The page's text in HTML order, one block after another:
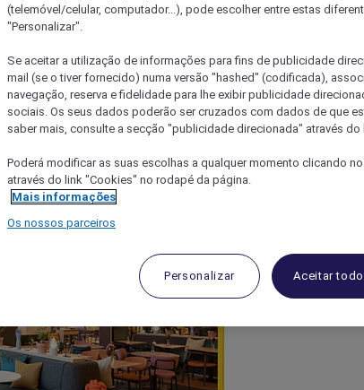
(telemóvel/celular, computador...), pode escolher entre estas
"Personalizar".
Se aceitar a utilização de informações para fins de publicidade
mail (se o tiver fornecido) numa versão "hashed" (codificada),
navegação, reserva e fidelidade para lhe exibir publicidade
sociais. Os seus dados poderão ser cruzados com dados de que
saber mais, consulte a secção "publicidade direcionada" através
Poderá modificar as suas escolhas a qualquer momento clicando
através do link "Cookies" no rodapé da página.
Mais informações
Os nossos parceiros
Personalizar Aceitar